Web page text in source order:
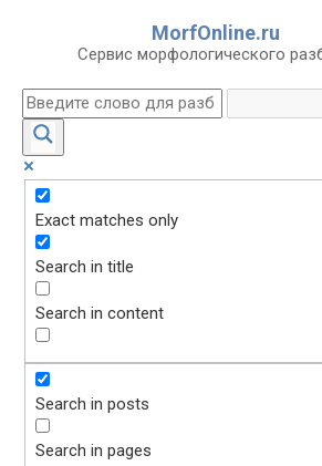
MorfOnline.ru
Сервис морфологического
Exact matches only
Search in title
Search in content
Search in posts
Search in pages